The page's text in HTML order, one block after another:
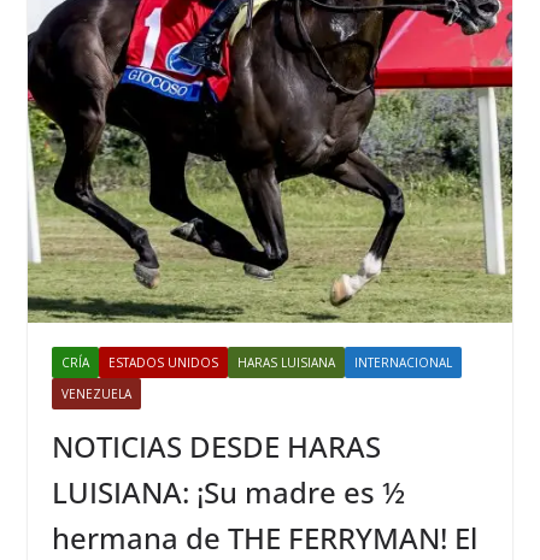
CRÍA ESTADOS UNIDOS HARAS LUISIANA
INTERNACIONAL
VENEZUELA
NOTICIAS DESDE HARAS
LUISIANA: ¡Su madre es ½
hermana de THE FERRYMAN! El